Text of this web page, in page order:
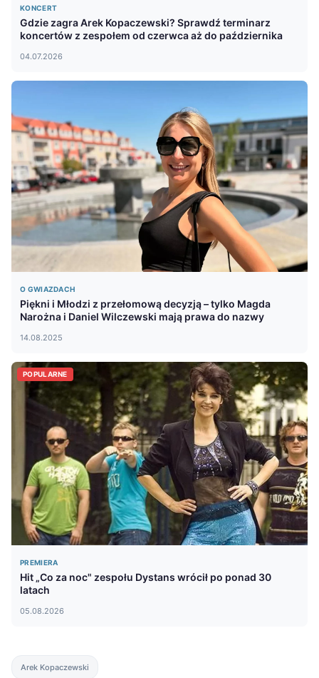
KONCERT
Gdzie zagra Arek Kopaczewski? Sprawdź terminarz
koncertów z zespołem od czerwca aż do października
04.07.2026
O GWIAZDACH
Piękni i Młodzi z przełomową decyzją – tylko Magda
Narożna i Daniel Wilczewski mają prawa do nazwy
14.08.2025
POPULARNE
PREMIERA
Hit „Co za noc" zespołu Dystans wrócił po ponad 30
latach
05.08.2026
Arek Kopaczewski